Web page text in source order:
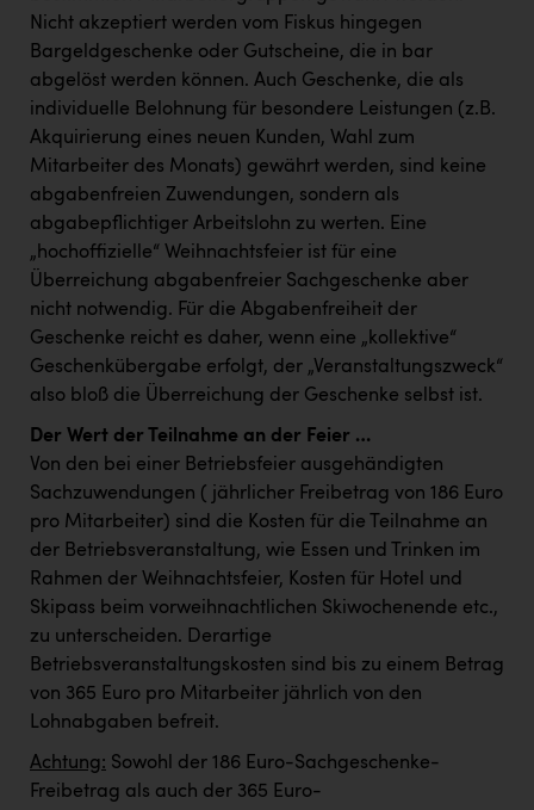
Ruderclub Wels
SCRI - Salzburg Cancer Research Institute
SCHMACHTL GmbH
Schwingshandl - automation technology gmbh
Seher + Partner
Smurfit Westrock Nettingsdorf
TCL
TGW Logistics
TRAILOMAT & Cycling Austria
Vier Diamanten
Vorlagenportal
Wir besiegen Krebs
Wirtschaftskammer OÖ
ZGONC
ZULuft - Zukunft Luft Austria
z.l.ö.
Österreichisches Hebammengremium
Nicht akzeptiert werden vom Fiskus hingegen
Bargeldgeschenke oder Gutscheine, die in bar
abgelöst werden können. Auch Geschenke, die als
individuelle Belohnung für besondere Leistungen (z.B.
Akquirierung eines neuen Kunden, Wahl zum
Mitarbeiter des Monats) gewährt werden, sind keine
abgabenfreien Zuwendungen, sondern als
abgabepflichtiger Arbeitslohn zu werten. Eine
„hochoffizielle“ Weihnachtsfeier ist für eine
Überreichung abgabenfreier Sachgeschenke aber
nicht notwendig. Für die Abgabenfreiheit der
Geschenke reicht es daher, wenn eine „kollektive“
Geschenkübergabe erfolgt, der „Veranstaltungszweck“
also bloß die Überreichung der Geschenke selbst ist.
Der Wert der Teilnahme an der Feier …
Von den bei einer Betriebsfeier ausgehändigten
Sachzuwendungen (jährlicher Freibetrag von 186 Euro
pro Mitarbeiter) sind die Kosten für die Teilnahme an
der Betriebsveranstaltung, wie Essen und Trinken im
Rahmen der Weihnachtsfeier, Kosten für Hotel und
Skipass beim vorweihnachtlichen Skiwochenende etc.,
zu unterscheiden. Derartige
Betriebsveranstaltungskosten sind bis zu einem Betrag
von 365 Euro pro Mitarbeiter jährlich von den
Lohnabgaben befreit.
Achtung: Sowohl der 186 Euro-Sachgeschenke-
Freibetrag als auch der 365 Euro-